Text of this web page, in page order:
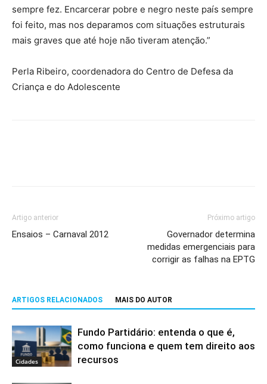
sempre fez. Encarcerar pobre e negro neste país sempre
foi feito, mas nos deparamos com situações estruturais
mais graves que até hoje não tiveram atenção.”
Perla Ribeiro, coordenadora do Centro de Defesa da
Criança e do Adolescente
Artigo anterior
Ensaios – Carnaval 2012
Próximo artigo
Governador determina
medidas emergenciais para
corrigir as falhas na EPTG
ARTIGOS RELACIONADOS MAIS DO AUTOR
Cidades
Fundo Partidário: entenda o que é,
como funciona e quem tem direito aos
recursos